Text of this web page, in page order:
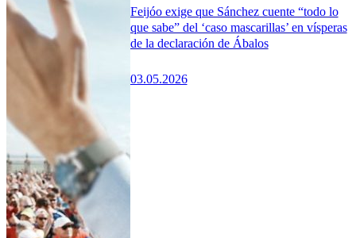
Feijóo exige que Sánchez cuente “todo lo
que sabe” del ‘caso mascarillas’ en vísperas
de la declaración de Ábalos
03.05.2026